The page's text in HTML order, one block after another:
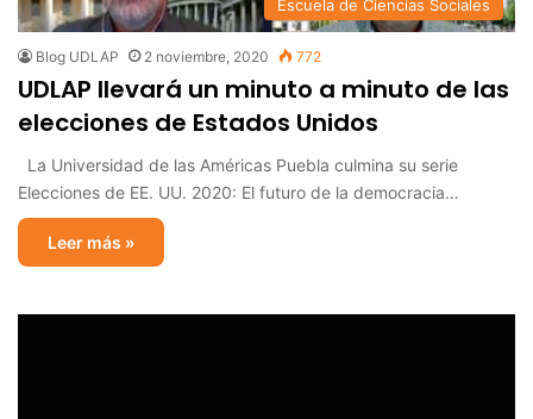
Escuela de Ciencias Sociales
Blog UDLAP 2 noviembre, 2020 772
UDLAP llevará un minuto a minuto de las
elecciones de Estados Unidos
La Universidad de las Américas Puebla culmina su serie
Elecciones de EE. UU. 2020: El futuro de la democracia…
Leer más »